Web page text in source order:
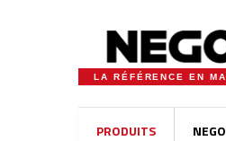
LA RÉFÉRENCE EN
PRODUITS